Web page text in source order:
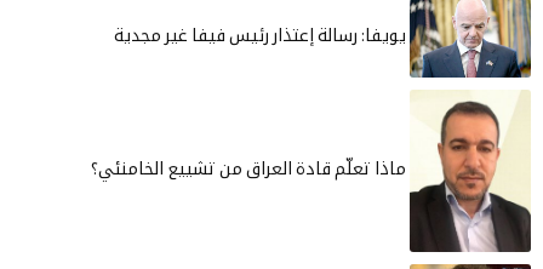
إعتذار رئيس فيفا غير مجدية
قادة العراق من تشييع الخامنئي؟